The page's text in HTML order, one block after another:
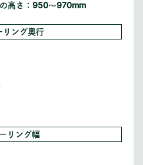
高さ： 950〜970mm
リング奥行
リング幅